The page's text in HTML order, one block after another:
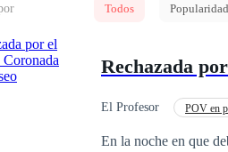
Todos Popularidad
Rechazada
El Profesor POV en
En la noche en que debía ser elegida,